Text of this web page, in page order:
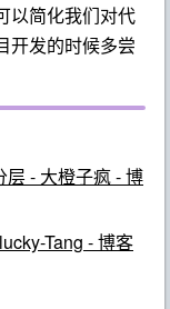
以简化我们对代
开发的时候多尝
- 大橙子疯 - 博
Tang - 博客